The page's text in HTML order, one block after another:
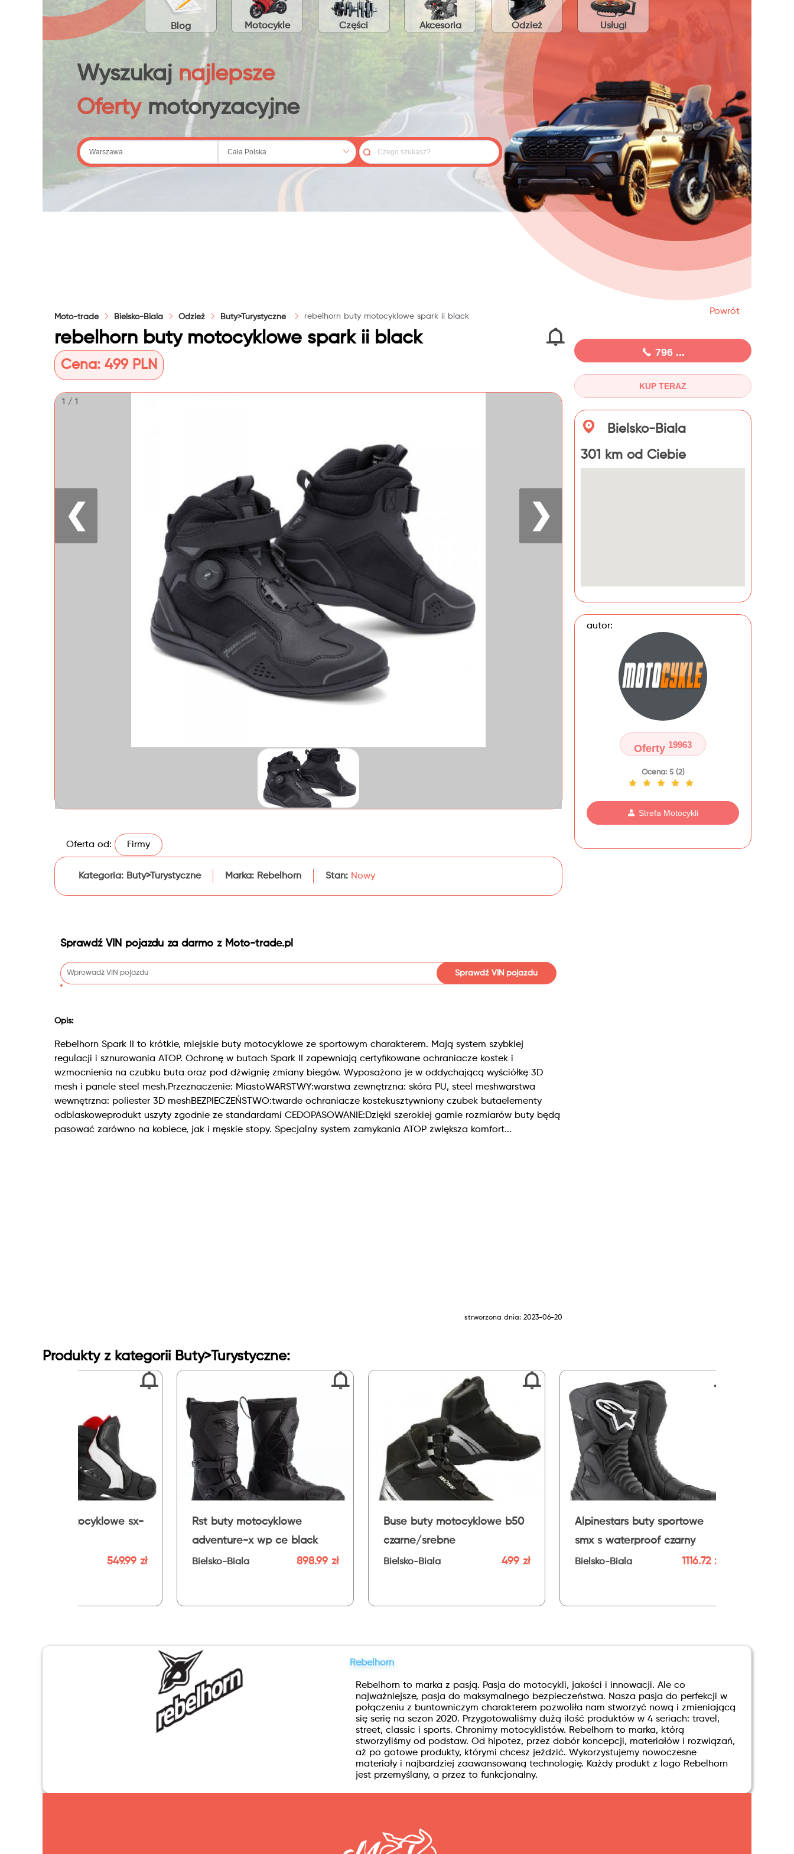
Blog Motocykle Części Akcesoria Odzież Usługi
Wyszukaj najlepsze
Ofertymotoryzacyjne
Moto-trade Bielsko-Biala Odzież Buty>Turystyczne rebelhorn buty motocyklowe spark ii black Powrót
rebelhorn buty motocyklowe spark ii black
Cena: 499 PLN
1 / 1
❮ ❯
Oferta od: Firmy
Kategoria: Buty>Turystyczne Marka: Rebelhorn Stan: Nowy
Sprawdź VIN pojazdu za darmo z Moto-trade.pl
Sprawdź VIN pojazdu
Opis:
Rebelhorn Spark II to krótkie, miejskie buty motocyklowe ze sportowym charakterem. Mają system szybkiej
regulacji i sznurowania ATOP. Ochronę w butach Spark II zapewniają certyfikowane ochraniacze kostek i
wzmocnienia na czubku buta oraz pod dźwignię zmiany biegów. Wyposażono je w oddychającą wyściółkę 3D
mesh i panele steel mesh.Przeznaczenie: MiastoWARSTWY:warstwa zewnętrzna: skóra PU, steel meshwarstwa
wewnętrzna: poliester 3D meshBEZPIECZEŃSTWO:twarde ochraniacze kostekusztywniony czubek butaelementy
odblaskoweprodukt uszyty zgodnie ze standardami CEDOPASOWANIE:Dzięki szerokiej gamie rozmiarów buty będą
pasować zarówno na kobiece, jak i męskie stopy. Specjalny system zamykania ATOP zwiększa komfort...
strworzona dnia: 2023-06-20
796 ...
KUP TERAZ
Bielsko-Biala
301 km od Ciebie
autor:
Oferty 19963
Ocena: 5 (2)
Strefa Motocykli
Produkty z kategorii Buty>Turystyczne:
Rst buty motocyklowe
898.99 zł
Buse buty motocyklowe b50
czarne/srebne
Bielsko-Biala 499 zł
Alpinestars buty sportowe
smx s waterproof czarny
Bielsko-Biala 1116.72 zł
Shima buty motocyklowe
strato men
Bielsko-Biala 649.99 zł
Rebelhorn
Rebelhorn to marka z pasją. Pasja do motocykli, jakości i innowacji. Ale co
najważniejsze, pasja do maksymalnego bezpieczeństwa. Nasza pasja do perfekcji w
połączeniu z buntowniczym charakterem pozwoliła nam stworzyć nową i zmieniającą
się serię na sezon 2020. Przygotowaliśmy dużą ilość produktów w 4 seriach: travel,
street, classic i sports. Chronimy motocyklistów. Rebelhorn to marka, którą
stworzyliśmy od podstaw. Od hipotez, przez dobór koncepcji, materiałów i rozwiązań,
aż po gotowe produkty, którymi chcesz jeździć. Wykorzystujemy nowoczesne
materiały i najbardziej zaawansowaną technologię. Każdy produkt z logo Rebelhorn
jest przemyślany, a przez to funkcjonalny.